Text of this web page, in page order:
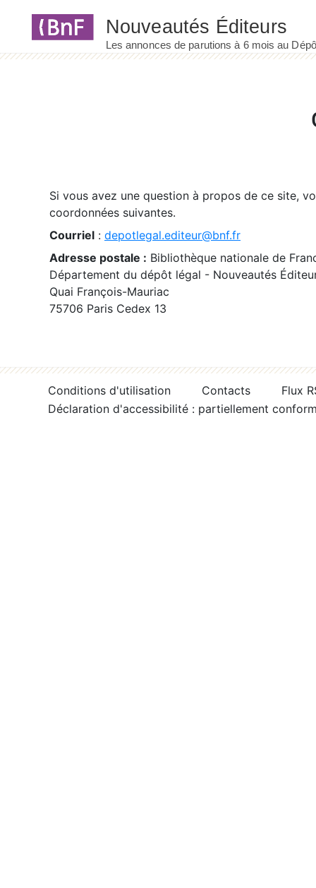
Si vous avez une question à propos de ce site,
coordonnées suivantes.
Courriel : depotlegal.editeur@bnf.fr
Adresse postale : Bibliothèque nationale de
Département du dépôt légal - Nouveautés
Quai François-Mauriac
75706 Paris Cedex 13
Conditions d'utilisation Contacts
Flux
Déclaration d'accessibilité : partiellement